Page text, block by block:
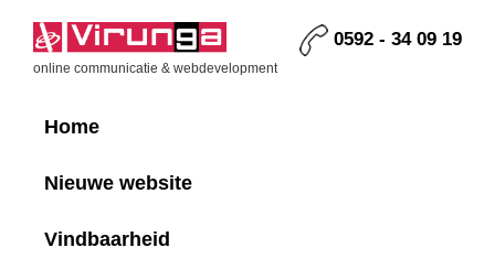
primary
primaryVirunga
online communicatie & webdevelopment
0592 - 34 09 19
Home
Nieuwe website
Vindbaarheid